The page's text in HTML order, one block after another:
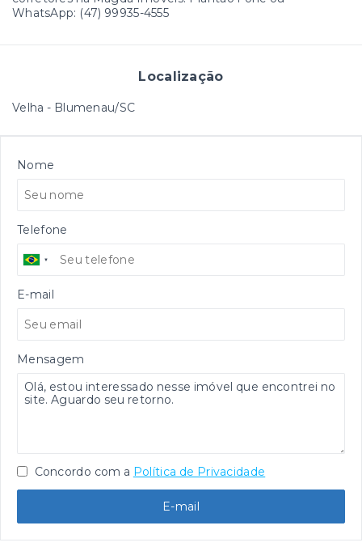
WhatsApp: (47) 99935-4555
Localização
Velha - Blumenau/SC
Nome
Telefone
E-mail
Mensagem
Concordo com a Política de Privacidade
E-mail